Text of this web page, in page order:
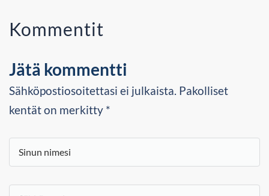
Kommentit
Jätä kommentti
Sähköpostiosoitettasi ei julkaista. Pakolliset
kentät on merkitty *